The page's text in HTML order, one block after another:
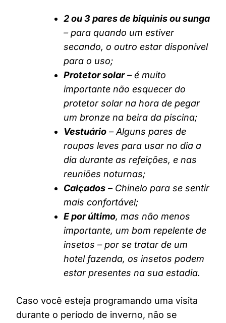
2 ou 3 pares de biquinis ou sunga
– para quando um estiver
secando, o outro estar disponível
para o uso;
Protetor solar– é muito
importante não esquecer do
protetor solar na hora de pegar
um bronze na beira da piscina;
Vestuário – Alguns pares de
roupas leves para usar no dia a
dia durante as refeições, e nas
reuniões noturnas;
Calçados – Chinelo para se sentir
mais confortável;
E por último, mas não menos
importante, um bom repelente de
insetos – por se tratar de um
hotel fazenda, os insetos podem
estar presentes na sua estadia.
Caso você esteja programando uma visita
durante o período de inverno, não se